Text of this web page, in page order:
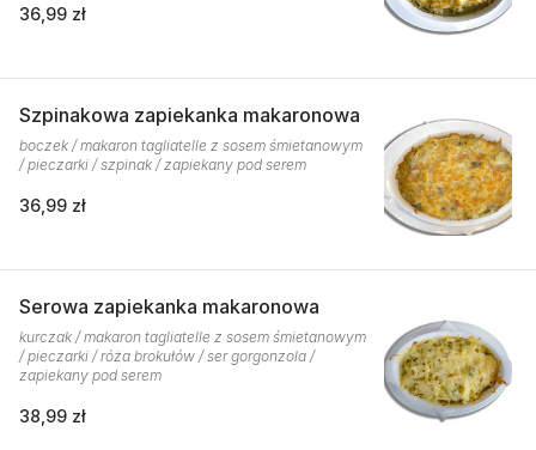
36,99 zł
Szpinakowa zapiekanka makaronowa
boczek / makaron tagliatelle z sosem śmietanowym
/ pieczarki / szpinak / zapiekany pod serem
36,99 zł
Serowa zapiekanka makaronowa
kurczak / makaron tagliatelle z sosem śmietanowym
/ pieczarki / róża brokułów / ser gorgonzola /
zapiekany pod serem
38,99 zł